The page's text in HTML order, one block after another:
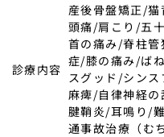
診療内容
産後骨盤矯正/
頭痛/肩こり/五
首の痛み/脊柱
症/膝の痛み/ば
スグッド/シン
麻痺/自律神経
腱鞘炎/耳鳴り/
通事故治療（む